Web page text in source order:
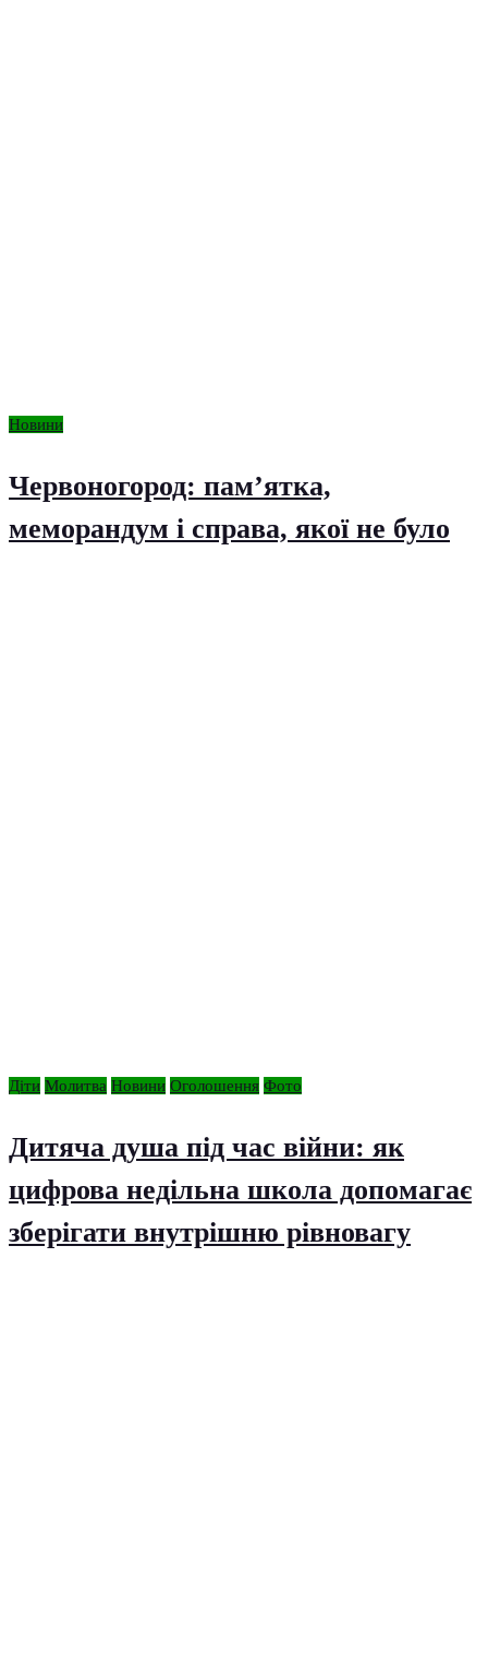
Новини
Червоногород: пам’ятка,
меморандум і справа, якої не було
Діти Молитва Новини Оголошення Фото
Дитяча душа під час війни: як
цифрова недільна школа допомагає
зберігати внутрішню рівновагу